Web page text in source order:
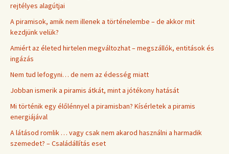
rejtélyes alagútjai
A piramisok, amik nem illenek a történelembe – de akkor mit
kezdjünk velük?
Amiért az életed hirtelen megváltozhat – megszállók, entitások és
ingázás
Nem tud lefogyni… de nem az édesség miatt
Jobban ismerik a piramis átkát, mint a jótékony hatását
Mi történik egy élőlénnyel a piramisban? Kísérletek a piramis
energiájával
A látásod romlik … vagy csak nem akarod használni a harmadik
szemedet? – Családállítás eset